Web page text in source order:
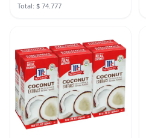
Total: $ 74.777